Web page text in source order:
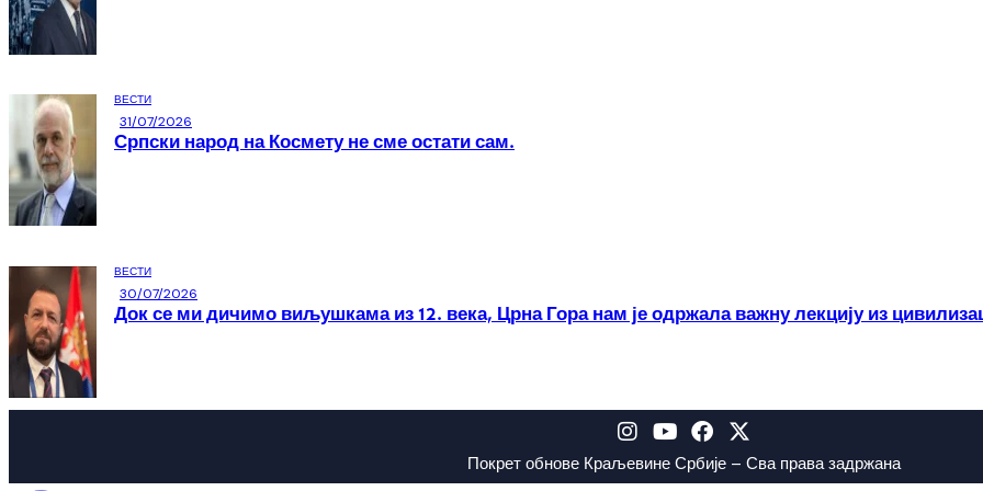
ВЕСТИ
31/07/2026
Српски народ на Космету не сме остати сам.
ВЕСТИ
30/07/2026
Док се ми дичимо виљушкама из 12. века, Црна Гора нам је одржала важну лекцију из
Покрет обнове Краљевине Србије – Сва права задржана